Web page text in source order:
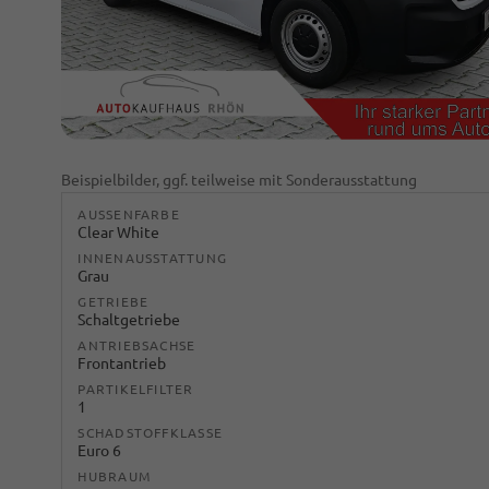
Beispielbilder, ggf. teilweise mit Sonderausstattung
AUSSENFARBE
Clear White
INNENAUSSTATTUNG
Grau
GETRIEBE
Schaltgetriebe
ANTRIEBSACHSE
Frontantrieb
PARTIKELFILTER
1
SCHADSTOFFKLASSE
Euro 6
HUBRAUM